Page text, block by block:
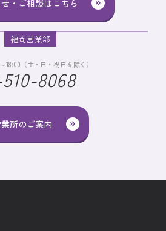
・ご相談はこちら
所のご案内
福岡営業部
18:00（土・日・祝日を除く）
8068